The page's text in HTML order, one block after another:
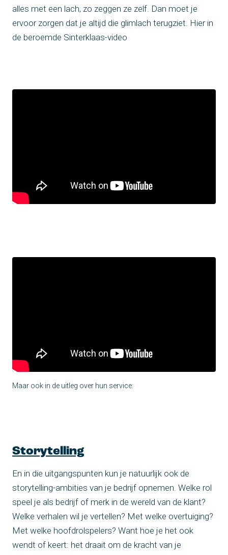
alles met een lach, zo zeggen ze zelf. Dan moet je
ervoor zorgen dat je altijd die glimlach terugziet. Hier in
de beroemde Sinterklaas-video
Maar ook in de uitleg over hun service:
Storytelling
En in die uitgangspunten kun je natuurlijk ook de
storytelling-ambities van je bedrijf opnemen. Welke rol
speel je als bedrijf of merk in de wereld van de klant?
Welke verhalen wil je vertellen? Met welke overtuiging?
Met welke hoofdrolspelers? Want hoe je het ook
wendt of keert: het draait om de kracht van je